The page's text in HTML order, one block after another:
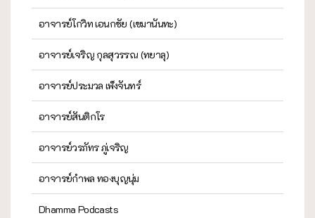
อาจารย์โกวิท เอนกชัย (เขมานันทะ)
อาจารย์เจริญ กุลสุวรรณ (ทยาลุ)
อาจารย์ประมวล เพ็งจันทร์
อาจารย์สันติกโร
อาจารย์วรภัทร ภู่เจริญ
อาจารย์กำพล ทองบุญนุ่ม
Dhamma Podcasts